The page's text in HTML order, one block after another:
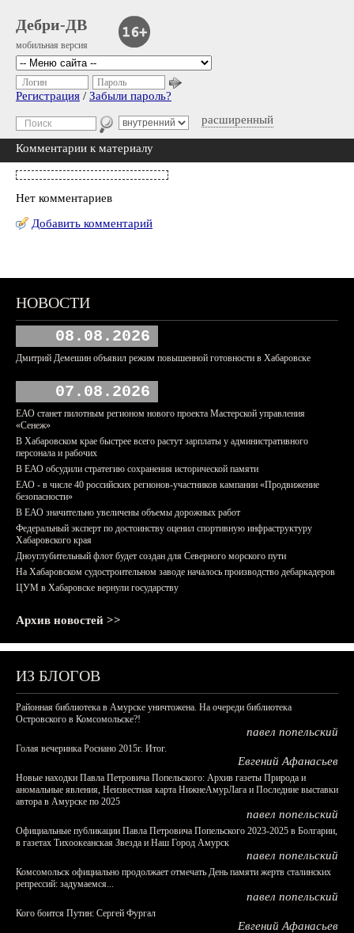
Дебри-ДВ
мобильная версия
расширенный
Логин Пароль
Регистрация / Забыли пароль?
Комментарии к материалу
Нет комментариев
Добавить комментарий
НОВОСТИ
08.08.2026
Дмитрий Демешин объявил режим повышенной готовности в Хабаровске
07.08.2026
ЕАО станет пилотным регионом нового проекта Мастерской управления
«Сенеж»
В Хабаровском крае быстрее всего растут зарплаты у административного
персонала и рабочих
В ЕАО обсудили стратегию сохранения исторической памяти
ЕАО - в числе 40 российских регионов-участников кампании «Продвижение
безопасности»
В ЕАО значительно увеличены объемы дорожных работ
Федеральный эксперт по достоинству оценил спортивную инфраструктуру
Хабаровского края
Дноуглубительный флот будет создан для Северного морского пути
На Хабаровском судостроительном заводе началось производство дебаркадеров
ЦУМ в Хабаровске вернули государству
Архив новостей >>
ИЗ БЛОГОВ
Районная библиотека в Амурске уничтожена. На очереди библиотека
Островского в Комсомольске?!
павел попельский
Голая вечеринка Роснано 2015г. Итог.
Евгений Афанасьев
Новые находки Павла Петровича Попельского: Архив газеты Природа и
аномальные явления, Неизвестная карта НижнеАмурЛага и Последние выставки
автора в Амурске по 2025
павел попельский
Официальные публикации Павла Петровича Попельского 2023-2025 в Болгарии,
в газетах Тихоокеанская Звезда и Наш Город Амурск
павел попельский
Комсомольск официально продолжает отмечать День памяти жертв сталинских
репрессий: задумаемся...
павел попельский
Кого боится Путин: Сергей Фургал
Евгений Афанасьев